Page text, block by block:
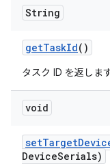
String
getTaskId()
タスク ID を返します
void
setTarget
DeviceSerials)